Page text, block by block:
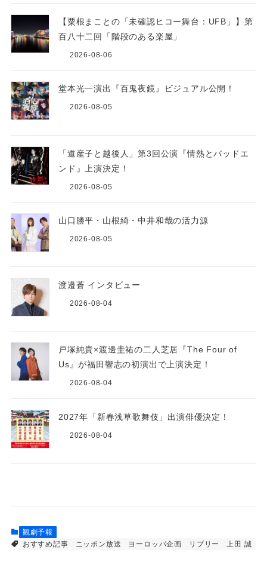
【粟根まことの「未確認ヒコー舞台：UFB」】第
百八十二回「階段のある楽屋」
2026-08-06
堂本光一演出『百鬼夜鏡』ビジュアル公開！
2026-08-05
「道産子と越後人」第3回公演『情熱とバッドエ
ンド』上演決定！
2026-08-05
山口勝平・山根綺・中井和哉の活力源
2026-08-05
渡邉蒼 インタビュー
2026-08-04
戸塚純貴×渡邊圭祐の二人芝居『The Four of
Us』が福田響志の初演出で上演決定！
2026-08-04
2027年「新春浅草歌舞伎」出演俳優決定！
2026-08-04
観劇予報
おすすめ記事
ニッポン放送 ヨーロッパ企画 リプリー 上田 誠